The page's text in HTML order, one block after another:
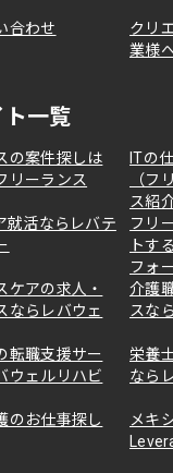
合わせ
クリ
業様
ト一覧
の案件探しは
リーランス
ITの
（フ
ス紹
就活ならレバテ
フリ
トす
フォ
ケアの求人・
ならレバウェ
介護
スな
転職支援サー
ウェルリハビ
栄養
なら
のお仕事探し
メキ